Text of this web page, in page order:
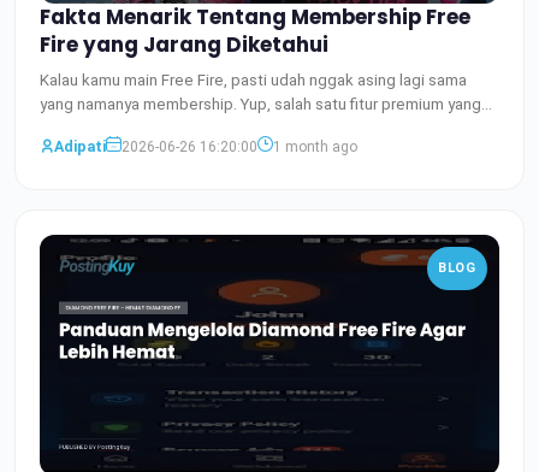
Fakta Menarik Tentang Membership Free
Fire yang Jarang Diketahui
Kalau kamu main Free Fire, pasti udah nggak asing lagi sama
yang namanya membership. Yup, salah satu fitur premium yang
Adipati
2026-06-26 16:20:00 1 month ago
BLOG